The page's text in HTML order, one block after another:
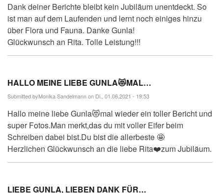
Dank deiner Berichte bleibt kein Jubiläum unentdeckt. So
ist man auf dem Laufenden und lernt noch einiges hinzu
über Flora und Fauna. Danke Gunla!
Glückwunsch an Rita. Tolle Leistung!!!
HALLO MEINE LIEBE GUNLA😻MAL…
Submitted byMonika Sandelmannon Di., 01.06.2021 - 19:53
Hallo meine liebe Gunla😻mal wieder ein toller Bericht und
super Fotos.Man merkt,das du mit voller Eifer beim
Schreiben dabei bist.Du bist die allerbeste 🤩
Herzlichen Glückwunsch an die liebe Rita❤️zum Jubiläum.
LIEBE GUNLA, LIEBEN DANK FÜR…